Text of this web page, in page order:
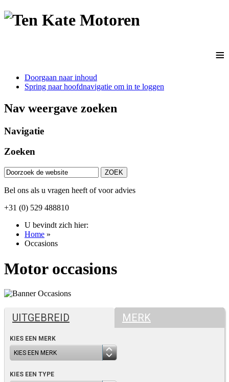
≡
Doorgaan naar inhoud
Spring naar hoofdnavigatie om in te loggen
Nav weergave zoeken
Navigatie
Zoeken
Bel ons als u vragen heeft of voor advies
+31 (0) 529 488810
U bevindt zich hier:
Home »
Occasions
Motor occasions
UITGEBREID MERK
KIES EEN MERK
KIES EEN TYPE